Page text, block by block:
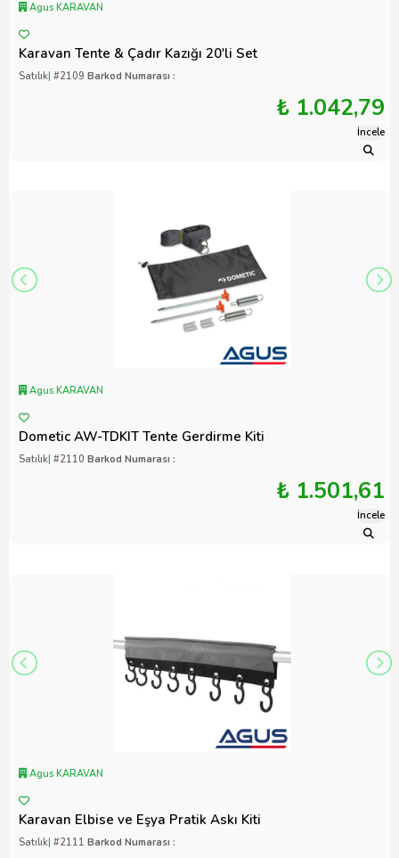
Agus KARAVAN
Karavan Tente & Çadır Kazığı 20'li Set
Satılık| #2109 Barkod Numarası :
₺ 1.042,79
İncele
Agus KARAVAN
Dometic AW-TDKIT Tente Gerdirme Kiti
Satılık| #2110 Barkod Numarası :
₺ 1.501,61
İncele
Agus KARAVAN
Karavan Elbise ve Eşya Pratik Askı Kiti
Satılık| #2111 Barkod Numarası :